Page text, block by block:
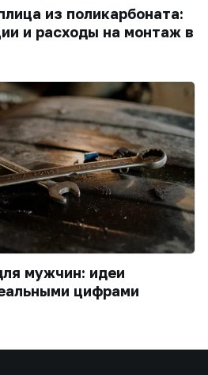
из поликарбоната:
и расходы на монтаж в
мужчин: идеи
цифрами